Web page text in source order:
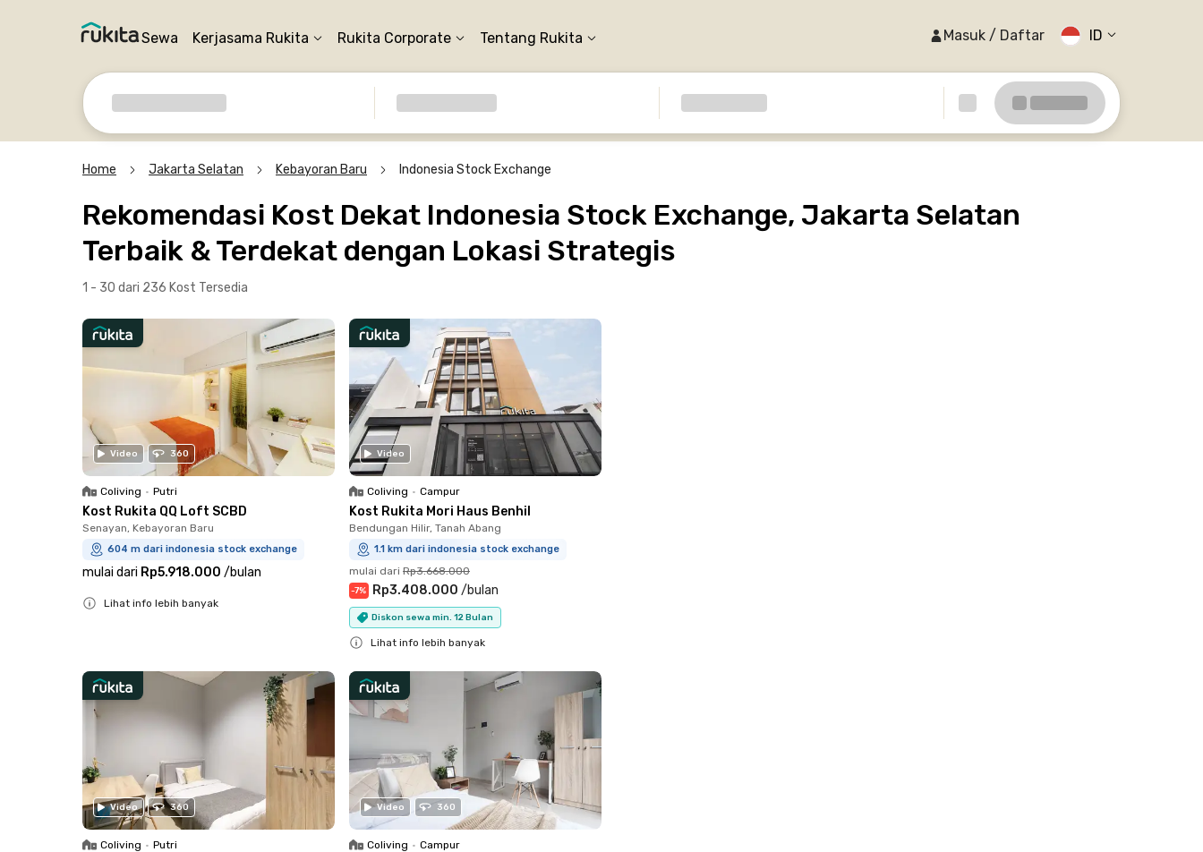
Sewa Kerjasama Rukita Rukita Corporate Tentang Rukita Masuk / Daftar ID
Home Jakarta Selatan Kebayoran Baru Indonesia Stock Exchange
Rekomendasi Kost Dekat Indonesia Stock Exchange, Jakarta Selatan
Terbaik & Terdekat dengan Lokasi Strategis
1 - 30 dari 236 Kost Tersedia
Video 360
Coliving • Putri
Kost Rukita QQ Loft SCBD
Senayan, Kebayoran Baru
604 m dari indonesia stock exchange
mulai dari Rp5.918.000 /bulan
Lihat info lebih banyak
Video
Coliving • Campur
Kost Rukita Mori Haus Benhil
Bendungan Hilir, Tanah Abang
1.1 km dari indonesia stock exchange
mulai dari Rp3.668.000
-7% Rp3.408.000 /bulan
Diskon sewa min. 12 Bulan
Lihat info lebih banyak
Video 360
Coliving • Putri
Video 360
Coliving • Campur